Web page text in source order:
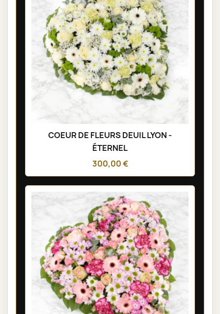
COEUR DE FLEURS DEUIL LYON -
ÉTERNEL
300,00 €